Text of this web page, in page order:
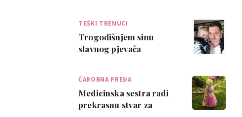
TEŠKI TRENUCI
Trogodišnjem sinu
slavnog pjevača
ČAROBNA PREĐA
Medicinska sestra radi
prekrasnu stvar za